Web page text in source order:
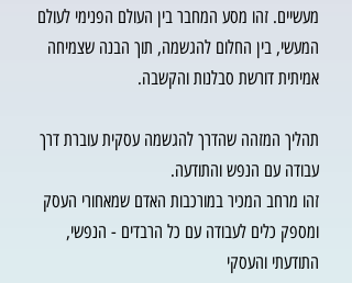
מעשיים. זהו מסע המחבר בין העולם הפנימי לעולם
המעשי, בין החלום להגשמה, תוך הבנה שצמיחה
אמיתית דורשת סבלנות והקשבה.
תהליך המזהה שהדרך להגשמה עסקית עוברת דרך
עבודה עם הנפש והתודעה.
זהו מרחב המכיר במורכבות האדם שמאחורי העסק
ומספק כלים לעבודה עם כל הרבדים - הנפשי,
התודעתי והעסקי